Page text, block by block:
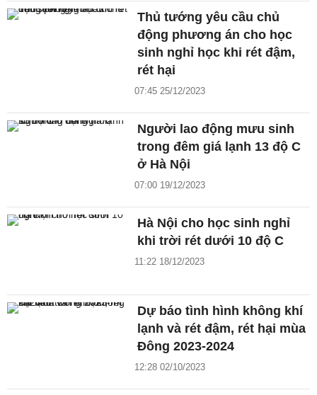
Thủ tướng yêu cầu chủ
động phương án cho học
sinh nghỉ học khi rét đậm,
rét hại
07:45 25/12/2023
Người lao động mưu sinh
trong đêm giá lạnh 13 độ C
ở Hà Nội
07:00 19/12/2023
Hà Nội cho học sinh nghỉ
khi trời rét dưới 10 độ C
11:22 18/12/2023
Dự báo tình hình không khí
lạnh và rét đậm, rét hại mùa
Đông 2023-2024
12:28 02/10/2023